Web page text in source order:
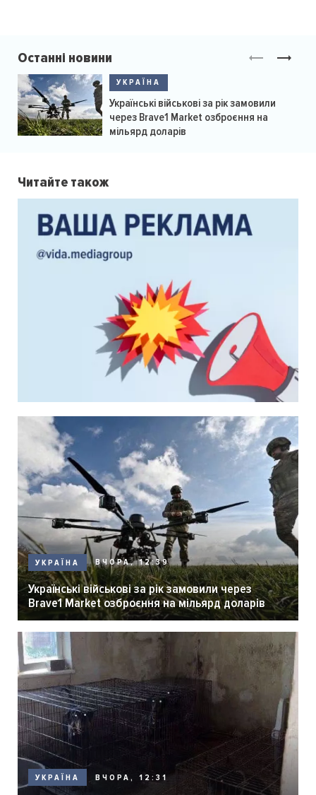
Останні новини
УКРАЇНА
Українські військові за рік замовили
через Brave1 Market озброєння на
мільярд доларів
Читайте також
УКРАЇНА ВЧОРА, 12:39
Українські військові за рік замовили через
Brave1 Market озброєння на мільярд доларів
УКРАЇНА ВЧОРА, 12:31